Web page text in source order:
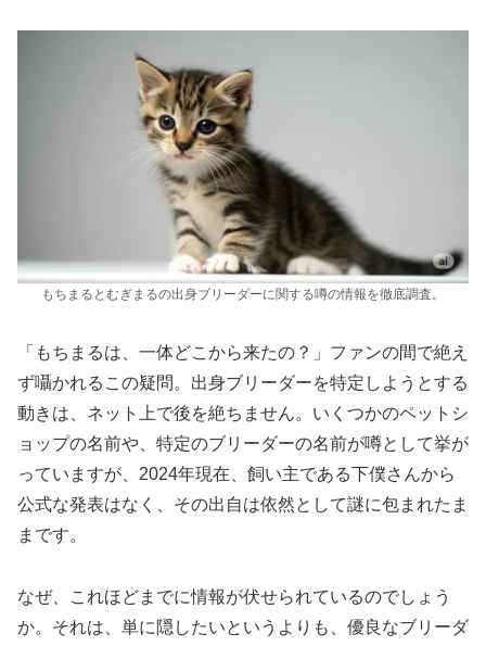
もちまるとむぎまるの出身ブリーダーに関する噂の情報を徹底調査。
「もちまるは、一体どこから来たの？」ファンの間で絶え
ず囁かれるこの疑問。出身ブリーダーを特定しようとする
動きは、ネット上で後を絶ちません。いくつかのペットシ
ョップの名前や、特定のブリーダーの名前が噂として挙が
っていますが、2024年現在、飼い主である下僕さんから
公式な発表はなく、その出自は依然として謎に包まれたま
まです。
なぜ、これほどまでに情報が伏せられているのでしょう
か。それは、単に隠したいというよりも、優良なブリーダ